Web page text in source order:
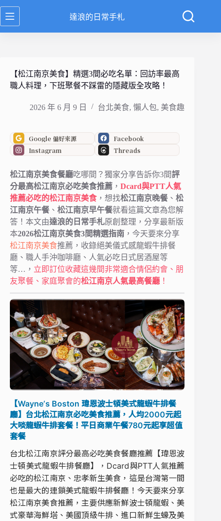
跳
至
達浪的日常手札
【松江南京美食】精選3間必吃名單：回訪率最高
職人料理，下班聚餐不踩雷的隱藏版全攻略！
2026 年 6 月 9 日 台北美食, 懶人包, 美食趣
Google 偏好來源
Facebook
Instagram
Threads
松江南京美食餐廳吃哪間？獨家分享告訴你3間評
分最高松江南京必吃美食推薦 ， Dcard與PTT人氣
推薦必吃的松江南京美食，想找松江南京晚餐 、 松
江南京午餐 、 松江南京早午餐就看這篇文章為您解
答！本文由達浪的日常手札原創整理，分享最新版
本2026松江南京美食3間精選指南 ，今天要來分享
松江南京美食推薦，收錄絕美儀式感龍蝦牛排餐
廳、職人手沖咖啡廳、人氣必吃日式居酒屋等
等…， 立即訂位收藏這幾間非常適合情侶約會、朋
友聚餐、家庭聚會的松江南京人氣最高餐廳 ！
【Wayneʼs Boston 瑋恩波士頓美式龍蝦牛排餐
廳】台北松江南京必吃美食推薦，人均2000元起
大啖龍蝦牛排套餐！平日商業午餐780元起享超值
套餐
台北松江南京評分最高必吃美食餐廳推薦【瑋恩波
士頓美式龍蝦牛排餐廳】，Dcard與PTT人氣推薦
必吃的松江南京、忠孝新生美食，這是台灣第一間
也是最大的連鎖美式龍蝦牛排餐廳！今天要來分享
松江南京美食推薦，主要供應新鮮波士頓龍蝦、美
式豪華海鮮塔、美國頂級牛排、進口新鮮生蠔及美